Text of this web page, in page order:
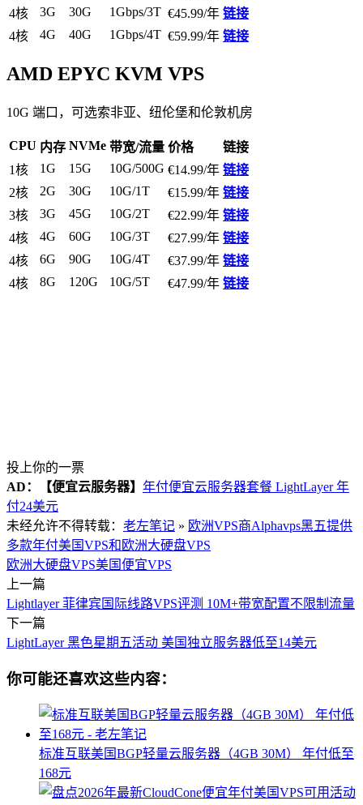
4核
3G 30G 1Gbps/3T €45.99/年 链接
4核
4G 40G 1Gbps/4T €59.99/年 链接
AMD EPYC KVM VPS
10G 端口，可选索非亚、纽伦堡和伦敦机房
CPU 内存 NVMe 带宽/流量 价格
链接
1核
1G 15G 10G/500G €14.99/年 链接
2核
2G 30G 10G/1T €15.99/年 链接
3核
3G 45G 10G/2T €22.99/年 链接
4核
4G 60G 10G/3T €27.99/年 链接
4核
6G 90G 10G/4T €37.99/年 链接
4核
8G 120G 10G/5T €47.99/年 链接
投上你的一票
AD：
【便宜云服务器】 年付便宜云服务器套餐 LightLayer 年
付24美元
未经允许不得转载： 老左笔记 » 欧洲VPS商Alphavps黑五提供
多款年付美国VPS和欧洲大硬盘VPS
欧洲大硬盘VPS美国便宜VPS
上一篇
Lightlayer 菲律宾国际线路VPS评测 10M+带宽配置不限制流量
下一篇
LightLayer 黑色星期五活动 美国独立服务器低至14美元
你可能还喜欢这些内容：
标准互联美国BGP轻量云服务器（4GB 30M） 年付低至
168元